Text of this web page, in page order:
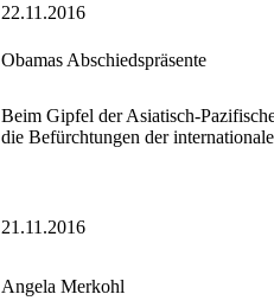
22.11.2016
Obamas Abschiedspräsente
Beim Gipfel der Asiatisch-
die Befürchtungen der
21.11.2016
Angela Merkohl